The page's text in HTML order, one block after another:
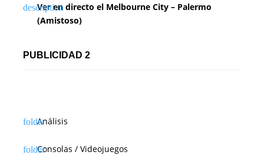
Ver en directo el Melbourne City – Palermo
(Amistoso)
PUBLICIDAD 2
Análisis
Consolas / Videojuegos